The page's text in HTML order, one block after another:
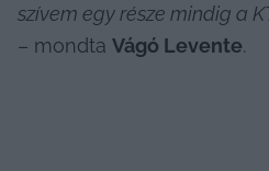
szívem egy része mindig a
– mondta Vágó Levente.